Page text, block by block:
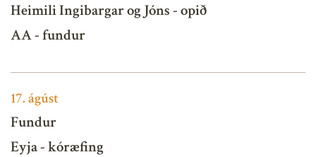
Heimili Ingibargar og Jóns - opið
AA - fundur
17.ágúst
Fundur
Eyja - kóræfing